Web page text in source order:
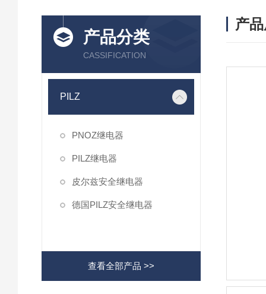
产品分类
CASSIFICATION
PILZ
PNOZ继电器
PILZ继电器
皮尔兹安全继电器
德国PILZ安全继电器
查看全部产品 >>
产